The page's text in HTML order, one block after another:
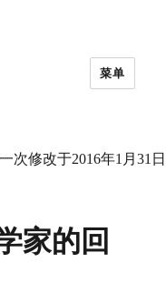
菜单
次修改于2016年1月31日
家的回